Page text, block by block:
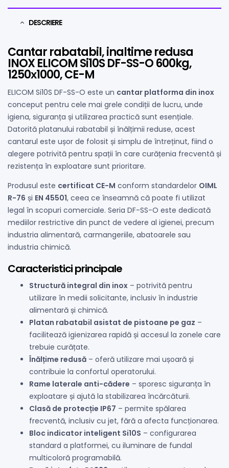
DESCRIERE
Cantar rabatabil, inaltime redusa
INOX ELICOM Si10S DF-SS-O 600kg,
1250х1000, CE-M
ELICOM Si10S DF-SS-O este un cantar platforma din inox
conceput pentru cele mai grele condiții de lucru, unde
igiena, siguranța și utilizarea practică sunt esențiale.
Datorită platanului rabatabil și înălțimii reduse, acest
cantarul este ușor de folosit și simplu de întreținut, fiind o
alegere potrivită pentru spații în care curățenia frecventă și
rezistența în exploatare sunt prioritare.
Produsul este certificat CE-M conform standardelor OIML
R-76 și EN 45501, ceea ce înseamnă că poate fi utilizat
legal în scopuri comerciale. Seria DF-SS-O este dedicată
mediilor restrictive din punct de vedere al igienei, precum
industria alimentară, carmangeriile, abatoarele sau
industria chimică.
Caracteristici principale
Structură integral din inox – potrivită pentru
utilizare în medii solicitante, inclusiv în industrie
alimentară și chimică.
Platan rabatabil asistat de pistoane pe gaz –
facilitează igienizarea rapidă și accesul la zonele care
trebuie curățate.
Înălțime redusă – oferă utilizare mai ușoară și
contribuie la confortul operatorului.
Rame laterale anti-cădere – sporesc siguranța în
exploatare și ajută la stabilizarea încărcăturii.
Clasă de protecție IP67 – permite spălarea
frecventă, inclusiv cu jet, fără a afecta funcționarea.
Bloc indicator inteligent Si10S – configurarea
standard a platformei, cu iluminare de fundal
multicoloră programabilă.